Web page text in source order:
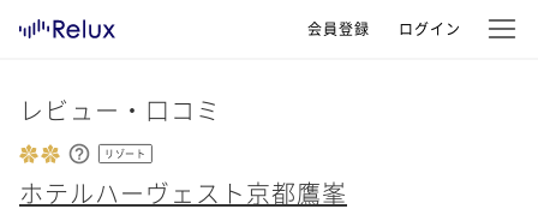
会員登録 ログイン
レビュー・口コミ
リゾート
ホテルハーヴェスト京都鷹峯